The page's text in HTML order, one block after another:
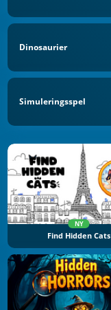
Dinosaurier
Simuleringsspel
NY
Find Hidden Cats